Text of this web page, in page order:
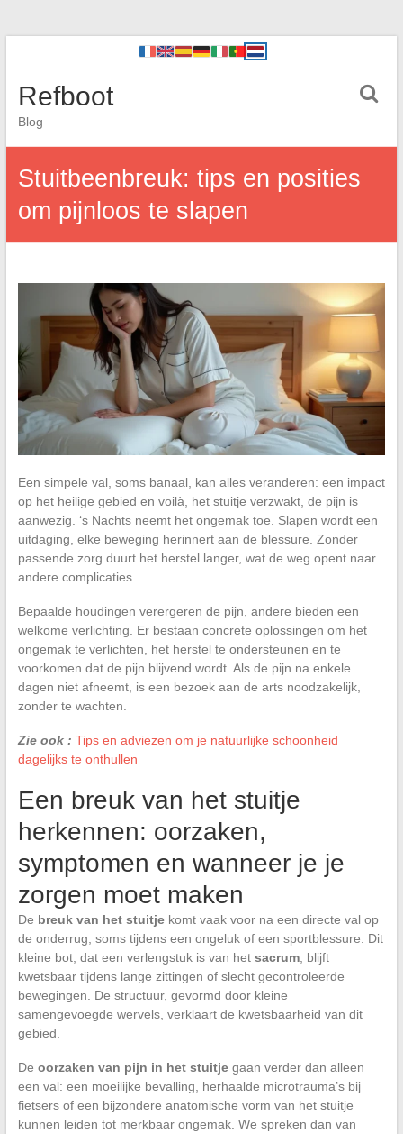
Refboot
Blog
Stuitbeenbreuk: tips en posities
om pijnloos te slapen
Een simpele val, soms banaal, kan alles veranderen: een impact
op het heilige gebied en voilà, het stuitje verzwakt, de pijn is
aanwezig. ‘s Nachts neemt het ongemak toe. Slapen wordt een
uitdaging, elke beweging herinnert aan de blessure. Zonder
passende zorg duurt het herstel langer, wat de weg opent naar
andere complicaties.
Bepaalde houdingen verergeren de pijn, andere bieden een
welkome verlichting. Er bestaan concrete oplossingen om het
ongemak te verlichten, het herstel te ondersteunen en te
voorkomen dat de pijn blijvend wordt. Als de pijn na enkele
dagen niet afneemt, is een bezoek aan de arts noodzakelijk,
zonder te wachten.
Zie ook : Tips en adviezen om je natuurlijke schoonheid
dagelijks te onthullen
Een breuk van het stuitje
herkennen: oorzaken,
symptomen en wanneer je je
zorgen moet maken
De breuk van het stuitjekomt vaak voor na een directe val op
de onderrug, soms tijdens een ongeluk of een sportblessure. Dit
kleine bot, dat een verlengstuk is van het sacrum, blijft
kwetsbaar tijdens lange zittingen of slecht gecontroleerde
bewegingen. De structuur, gevormd door kleine
samengevoegde wervels, verklaart de kwetsbaarheid van dit
gebied.
De oorzaken van pijn in het stuitjegaan verder dan alleen
een val: een moeilijke bevalling, herhaalde microtrauma’s bij
fietsers of een bijzondere anatomische vorm van het stuitje
kunnen leiden tot merkbaar ongemak. We spreken dan van